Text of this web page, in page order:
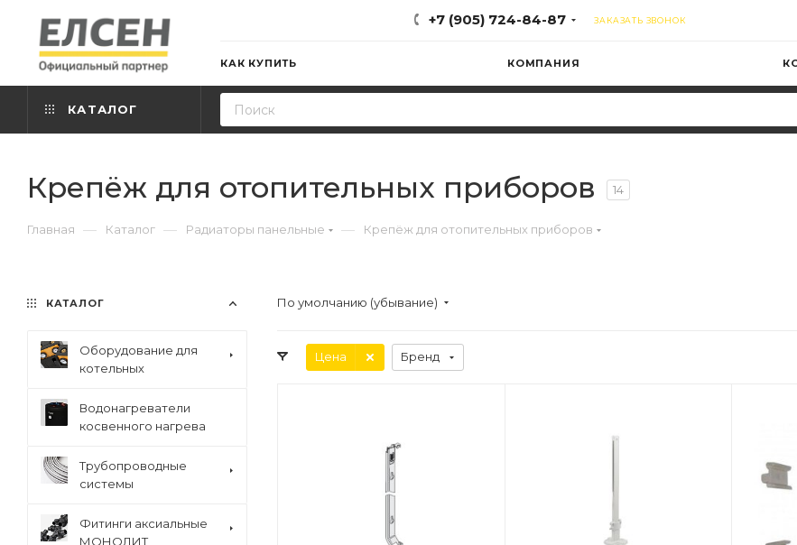
+7 (905) 724-84-87 ЗАКАЗАТЬ ЗВОНОК
КАК КУПИТЬ КОМПАНИЯ
КАТАЛОГ
Крепёж для отопительных приборов 14
Главная — Каталог — Радиаторы панельные — Крепёж для отопительных приборов
По умолчанию (убывание)
Цена Бренд
КАТАЛОГ
Оборудование для
котельных
Водонагреватели
косвенного нагрева
Трубопроводные
системы
Фитинги аксиальные
МОНОЛИТ